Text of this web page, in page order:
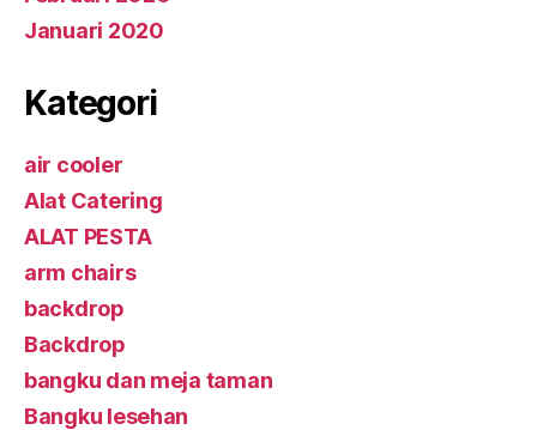
Januari 2020
Kategori
air cooler
Alat Catering
ALAT PESTA
arm chairs
backdrop
Backdrop
bangku dan meja taman
Bangku lesehan